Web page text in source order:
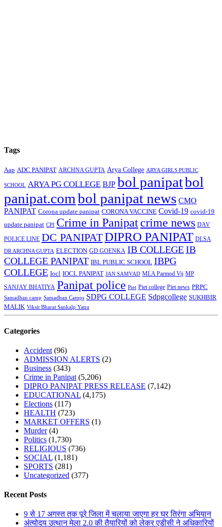
Tags
Aap ADC PANIPAT ARCHNA GUPTA Arya College ARYA GIRLS PUBLIC
SCHOOL ARYA PG COLLEGE BJP bol panipatbol
panipat.combol panipat news CMO
PANIPAT Corona update panipat CORONA VACCINE Covid-19 covid-19
update panipat CPI Crime in Panipatcrime news DAV
POLICE LINE DC PANIPATDIPRO PANIPAT DLSA
DR ARCHNA GUPTA ELECTION GD GOENKA IB COLLEGEIB
COLLEGE PANIPAT IBL PUBLIC SCHOOL IBPG
COLLEGE Iocl IOCL PANIPAT JAN SAMVAD MLA Parmod Vij MP
SANJAY BHATIYA Panipat police Piet Piet college Piet news PRPC
Samadhan camp Samadhan Camps SDPG COLLEGE Sdpgcollege SUKHBIR
MALIK Viksit Bharat Sankalp Yatra
Categories
Accident (96)
ADMISSION ALERTS (2)
Business (343)
Crime in Panipat (5,206)
DIPRO PANIPAT PRESS RELEASE (7,142)
EDUCATIONAL (4,175)
Elections (117)
HEALTH (723)
MARKET OFFERS (1)
Murder(4)
Politics (1,730)
RELIGIOUS (736)
SOCIAL (1,181)
SPORTS (281)
Uncategorized (377)
Recent Posts
9 से 17 अगस्त तक पूरे जिला में चलाया जाएगा हर घर तिरंगा अभियान
अंत्योदय उत्थान मेला 2.0 की तैयारियों को लेकर एडीसी ने अधिकारियों